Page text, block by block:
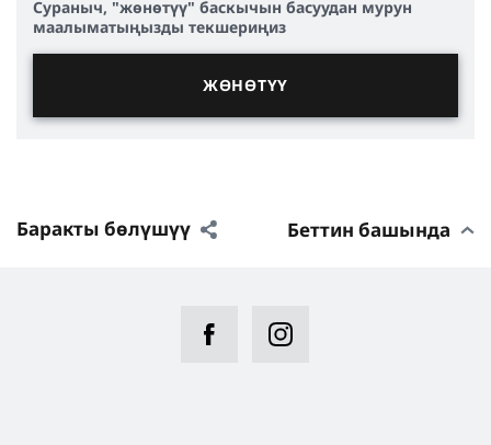
Сураныч, "жөнөтүү" баскычын басуудан мурун
маалыматыңызды текшериңиз
Баракты бөлүшүү Беттин башында